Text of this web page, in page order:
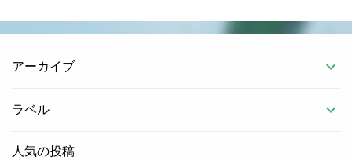
アーカイブ
ラベル
人気の投稿